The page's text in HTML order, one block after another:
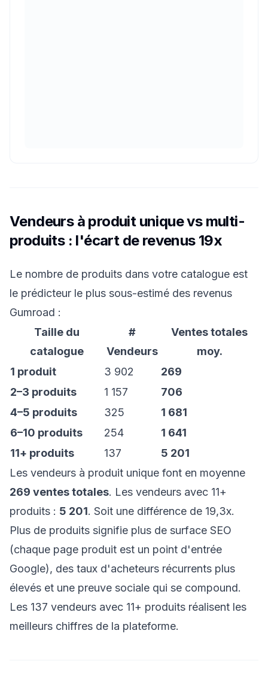
Vendeurs à produit unique vs multi-
produits : l'écart de revenus 19x
Le nombre de produits dans votre catalogue est
le prédicteur le plus sous-estimé des revenus
Gumroad :
Taille du
catalogue
#
Vendeurs
Ventes totales
moy.
1 produit
3 902
269
2–3 produits
1 157
706
4–5 produits
325
1 681
6–10 produits
254
1 641
11+ produits
137
5 201
Les vendeurs à produit unique font en moyenne
269 ventes totales. Les vendeurs avec 11+
produits : 5 201. Soit une différence de 19,3x.
Plus de produits signifie plus de surface SEO
(chaque page produit est un point d'entrée
Google), des taux d'acheteurs récurrents plus
élevés et une preuve sociale qui se compound.
Les 137 vendeurs avec 11+ produits réalisent les
meilleurs chiffres de la plateforme.